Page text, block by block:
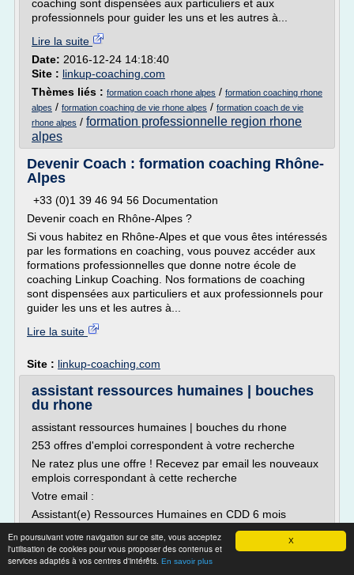
X
En poursuivant votre navigation sur ce site, vous acceptez
l'utilisation de cookies pour vous proposer des contenus et
services adaptés à vos centres d'intérêts. En savoir plus
coaching sont dispensées aux particuliers et aux
professionnels pour guider les uns et les autres à...
Lire la suite
Date: 2016-12-24 14:18:40
Site : linkup-coaching.com
Thèmes liés : formation coach rhone alpes / formation coaching rhone
alpes / formation coaching de vie rhone alpes / formation coach de vie
rhone alpes / formation professionnelle region rhone
alpes
Devenir Coach : formation coaching Rhône-
Alpes
+33 (0)1 39 46 94 56 Documentation
Devenir coach en Rhône-Alpes ?
Si vous habitez en Rhône-Alpes et que vous êtes intéressés
par les formations en coaching, vous pouvez accéder aux
formations professionnelles que donne notre école de
coaching Linkup Coaching. Nos formations de coaching
sont dispensées aux particuliers et aux professionnels pour
guider les uns et les autres à...
Lire la suite
Site : linkup-coaching.com
assistant ressources humaines | bouches
du rhone
assistant ressources humaines | bouches du rhone
253 offres d'emploi correspondent à votre recherche
Ne ratez plus une offre ! Recevez par email les nouveaux
emplois correspondant à cette recherche
Votre email :
Assistant(e) Ressources Humaines en CDD 6 mois
CDD | Leclerc Marignane | Localisation : PROVENCE-
ALPES-COTE D'AZUR - PACA, Bouches-du-Rhône -
13700 Marignane